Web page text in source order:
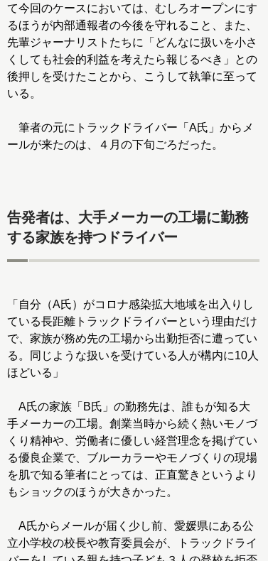
て今回のケースにおいては、むしろオープンにす
るほうが内部通報者の今後を守れること、また、
先輩ジャーナリストたちに「どんなに扱いを小さ
くしても社会的利益を考えたら報じるべき」との
後押しを受けたことから、こうして執筆に至って
いる。
筆者の元にトラックドライバー「A氏」からメ
ールが来たのは、４月の下旬ごろだった。
告発者は、大手メーカーの工場に勤務
する家族を持つドライバー
「自分（A氏）がコロナ感染拡大地域を出入りし
ている長距離トラックドライバーという理由だけ
で、家族が務め先の工場から出勤拒否に遭ってい
る。同じような扱いを受けている人が構内に10人
ほどいる」
A氏の家族「B氏」の勤務先は、誰もが知る大
手メーカーの工場。創業当時から続く熱いモノづ
くり精神や、労働者に優しい経営理念を掲げてい
る優良企業で、ブルーカラーやモノづくりの現場
を肌で知る筆者にとっては、正直驚きというより
もショックのほうが大きかった。
A氏からメールが届く少し前、愛媛県にある公
立小学校の校長や教育委員会が、トラックドライ